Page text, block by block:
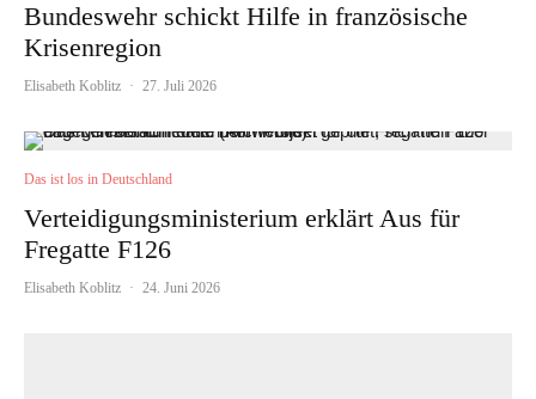
Bundeswehr schickt Hilfe in französische
Krisenregion
Elisabeth Koblitz · 27. Juli 2026
Das ist los in Deutschland
Verteidigungsministerium erklärt Aus für
Fregatte F126
Elisabeth Koblitz · 24. Juni 2026